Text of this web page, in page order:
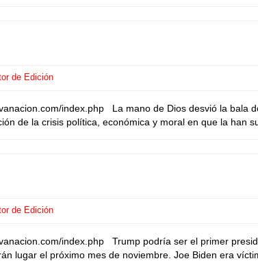
de Edición
index.php La mano de Dios desvió la bala
de la crisis política, económica y moral en que la han
de Edición
index.php Trump podría ser el primer
lugar el próximo mes de noviembre. Joe Biden era